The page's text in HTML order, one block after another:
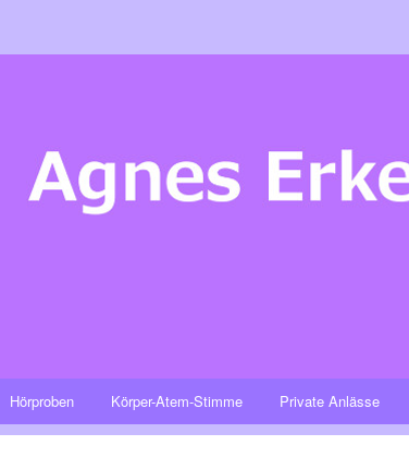
Hörproben Körper-Atem-Stimme Private Anlässe